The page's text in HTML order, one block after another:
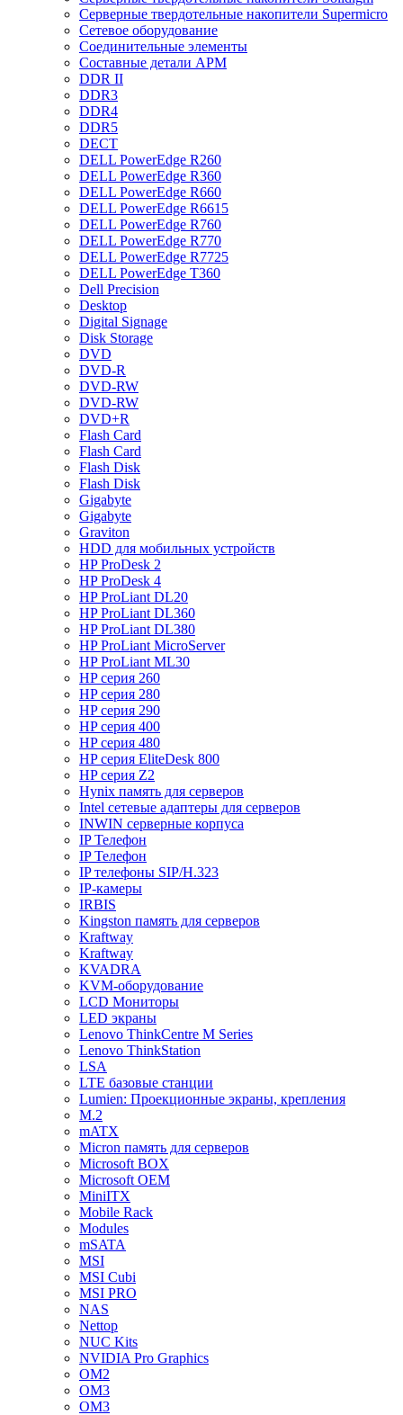
Cерверные твердотельные накопители Supermicro
Cетевое оборудование
Cоединительные элементы
Cоставные детали АРМ
DDR II
DDR3
DDR4
DDR5
DECT
DELL PowerEdge R260
DELL PowerEdge R360
DELL PowerEdge R660
DELL PowerEdge R6615
DELL PowerEdge R760
DELL PowerEdge R770
DELL PowerEdge R7725
DELL PowerEdge T360
Dell Precision
Desktop
Digital Signage
Disk Storage
DVD
DVD-R
DVD-RW
DVD-RW
DVD+R
Flash Card
Flash Card
Flash Disk
Flash Disk
Gigabyte
Gigabyte
Graviton
HDD для мобильных устройств
HP ProDesk 2
HP ProDesk 4
HP ProLiant DL20
HP ProLiant DL360
HP ProLiant DL380
HP ProLiant MicroServer
HP ProLiant ML30
HP серия 260
HP серия 280
HP серия 290
HP серия 400
HP серия 480
HP серия EliteDesk 800
HP серия Z2
Hynix память для серверов
Intel сетевые адаптеры для серверов
INWIN серверные корпуса
IP Телефон
IP Телефон
IP телефоны SIP/H.323
IP-камеры
IRBIS
Kingston память для серверов
Kraftway
Kraftway
KVADRA
KVM-оборудование
LCD Мониторы
LED экраны
Lenovo ThinkCentre M Series
Lenovo ThinkStation
LSA
LTE базовые станции
Lumien: Проекционные экраны, крепления
M.2
mATX
Micron память для серверов
Microsoft BOX
Microsoft OEM
MiniITX
Mobile Rack
Modules
mSATA
MSI
MSI Cubi
MSI PRO
NAS
Nettop
NUC Kits
NVIDIA Pro Graphics
OM2
OM3
OM3